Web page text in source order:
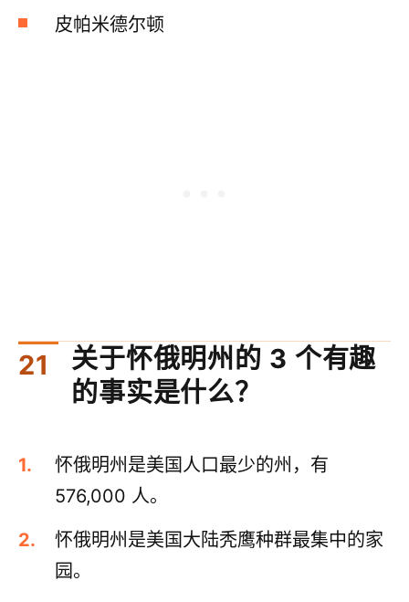
皮帕米德尔顿
关于怀俄明州的 3 个有趣
的事实是什么？
怀俄明州是美国人口最少的州，有
576,000 人。
怀俄明州是美国大陆秃鹰种群最集中的家
园。